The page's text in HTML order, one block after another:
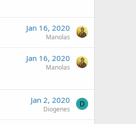
Jan 16, 2020
Manolas
Jan 16, 2020
Manolas
Jan 2, 2020
Diogenes
D